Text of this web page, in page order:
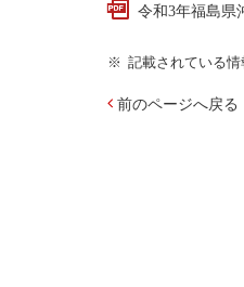
令和3年福島県
記載されている
前のページへ戻る